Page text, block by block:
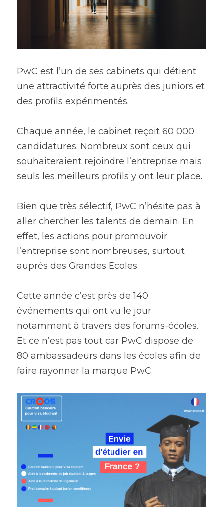
PwC est l’un de ses cabinets qui détient
une attractivité forte auprès des juniors et
des profils expérimentés.
Chaque année, le cabinet reçoit 60 000
candidatures. Nombreux sont ceux qui
souhaiteraient rejoindre l’entreprise mais
seuls les meilleurs profils y ont leur place.
Bien que très sélectif, PwC n’hésite pas à
aller chercher les talents de demain. En
effet, les actions pour promouvoir
l’entreprise sont nombreuses, surtout
auprès des Grandes Ecoles.
Cette année c’est près de 140
événements qui ont vu le jour
notamment à travers des forums-écoles.
Et ce n’est pas tout car PwC dispose de
80 ambassadeurs dans les écoles afin de
faire rayonner la marque PwC.